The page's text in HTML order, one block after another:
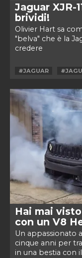
Jaguar XJR-
brividi!
Olivier Hart sa
"belva" che è la
credere
#JAGUAR
Hai mai
con un V8
Un appassionato
cinque anni per
in una bestia con